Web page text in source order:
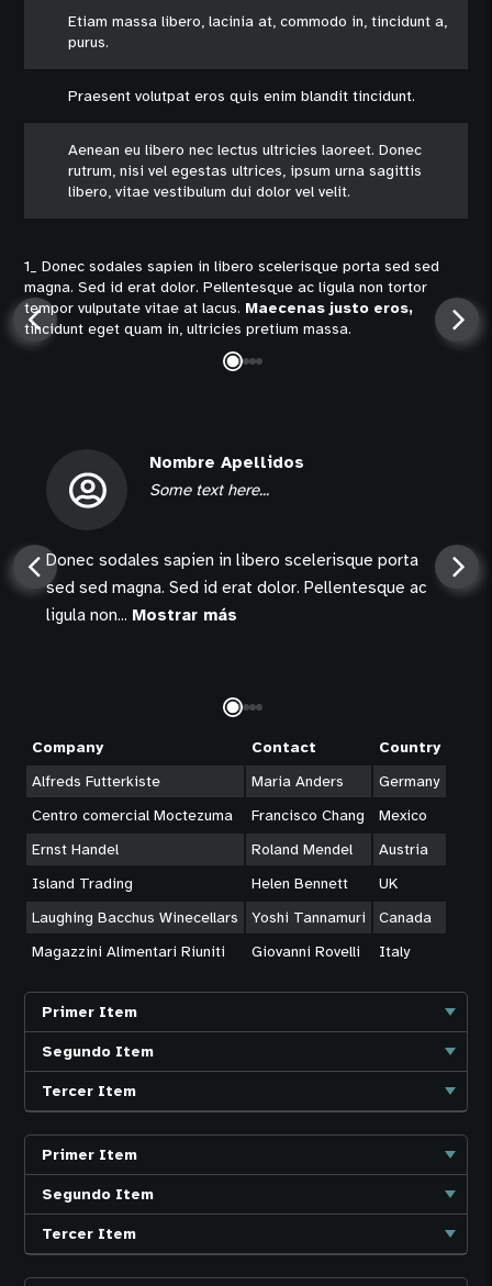
Etiam massa libero, lacinia at, commodo in, tincidunt a,
purus.
Praesent volutpat eros quis enim blandit tincidunt.
Aenean eu libero nec lectus ultricies laoreet. Donec
rutrum, nisi vel egestas ultrices, ipsum urna sagittis
libero, vitae vestibulum dui dolor vel velit.
1_ Donec sodales sapien in libero scelerisque porta sed sed
magna. Sed id erat dolor. Pellentesque ac ligula non tortor
tempor vulputate vitae at lacus. Maecenas justo eros,
tincidunt eget quam in, ultricies pretium massa.
Nombre Apellidos
Some text here...
Donec sodales sapien in libero scelerisque porta
sed sed magna. Sed id erat dolor. Pellentesque ac
ligula non... Mostrar más
Company Contact
Country
Alfreds Futterkiste
Maria Anders
Germany
Centro comercial Moctezuma
Francisco Chang
Mexico
Ernst Handel
Roland Mendel
Austria
Island Trading
Helen Bennett
UK
Laughing Bacchus Winecellars
Yoshi Tannamuri
Canada
Magazzini Alimentari Riuniti
Giovanni Rovelli Italy
Primer Item
Segundo Item
Tercer Item
Primer Item
Segundo Item
Tercer Item